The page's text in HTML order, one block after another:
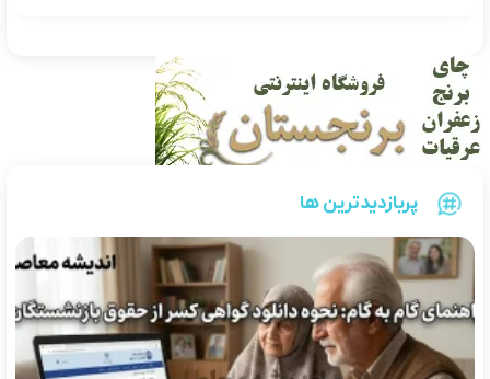
پربازدیدترین ها